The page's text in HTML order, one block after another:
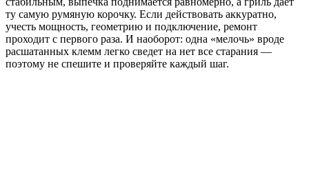
ту самую румяную корочку. Если действовать аккуратно,
учесть мощность, геометрию и подключение, ремонт
проходит с первого раза. И наоборот: одна «мелочь» вроде
расшатанных клемм легко сведет на нет все старания —
поэтому не спешите и проверяйте каждый шаг.